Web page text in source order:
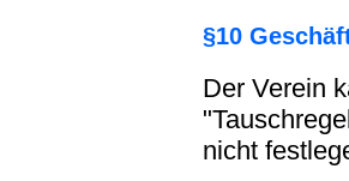
§10
Der Verein
nicht